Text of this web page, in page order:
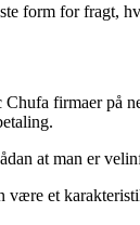
form for fragt,
firmaer på
at man er
et